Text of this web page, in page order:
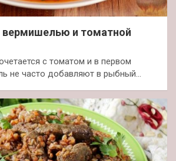
и томатной
с томатом и в первом
не часто добавляют в рыбный…